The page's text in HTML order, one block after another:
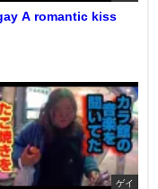
A romantic kiss
ゲイ